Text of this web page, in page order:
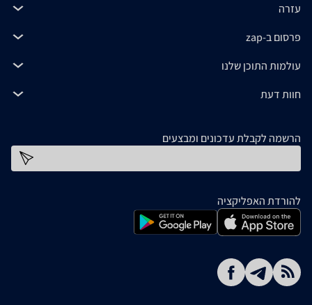
עזרה
פרסום ב-zap
עולמות התוכן שלנו
חוות דעת
הרשמה לקבלת עדכונים ומבצעים
להורדת האפליקציה